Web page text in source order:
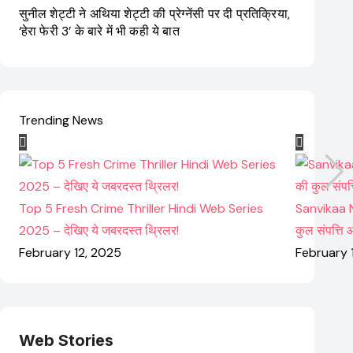
सुनील शेट्टी ने अथिया शेट्टी की प्रेग्नेंसी पर दी प्रतिक्रिया,
‘हेरा फेरी 3’ के बारे में भी कही ये बात
Trending News
Top 5 Fresh Crime Thriller Hindi Web Series
2025 – देखिए ये जबरदस्त थ्रिलर!
February 12, 2025
Sanvikaa
कुल संपत्ति
February
Web Stories
Elvish Yadav: एक